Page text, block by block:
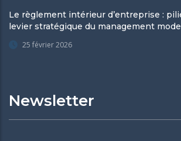
Le règlement intérieur d’entreprise :
levier stratégique du management
25 février 2026
Newsletter